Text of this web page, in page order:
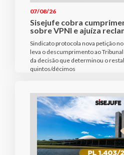
07/08/26
Sisejufe cobra
sobre VPNI e ajuíza
Sindicato protocola nova petição
leva o descumprimento ao
da decisão que determinou o
quintos/décimos